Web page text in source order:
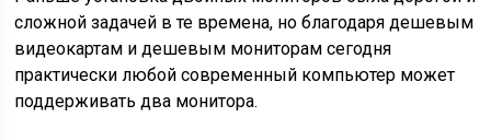
сложной задачей в те времена, но благодаря дешевым
видеокартам и дешевым мониторам сегодня
практически любой современный компьютер может
поддерживать два монитора.